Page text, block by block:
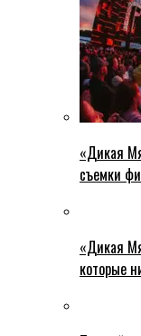
«Дикая
съемки
«Дикая
которые